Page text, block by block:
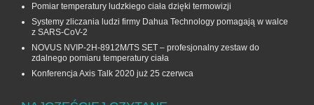
Pomiar temperatury ludzkiego ciała dzięki termowizji
Systemy zliczania ludzi firmy Dahua Technology pomagają w walce
z SARS-CoV-2
NOVUS NVIP-2H-8912M/TS SET – profesjonalny zestaw do
zdalnego pomiaru temperatury ciała
Konferencja Axis Talk 2020 już 25 czerwca